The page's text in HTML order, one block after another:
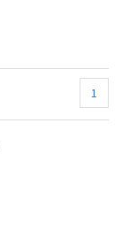
1